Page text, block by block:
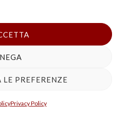
NEGA
PREFERENZE
Privacy Policy